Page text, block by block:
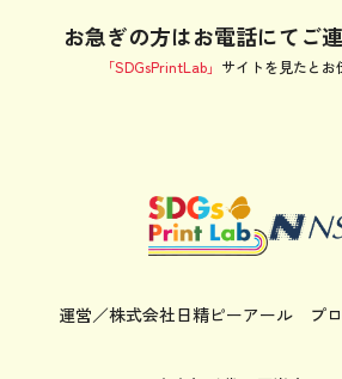
お急ぎの方はお電話にてご
「SDGsPrintLab」 サイトを見たと お
運営／株式会社日精ピーアール プ